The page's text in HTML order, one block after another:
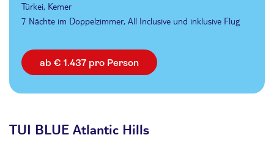
Türkei, Kemer
7 Nächte im Doppelzimmer, All Inclusive und inklusive Flug
ab € 1.437 pro Person
TUI BLUE Atlantic Hills